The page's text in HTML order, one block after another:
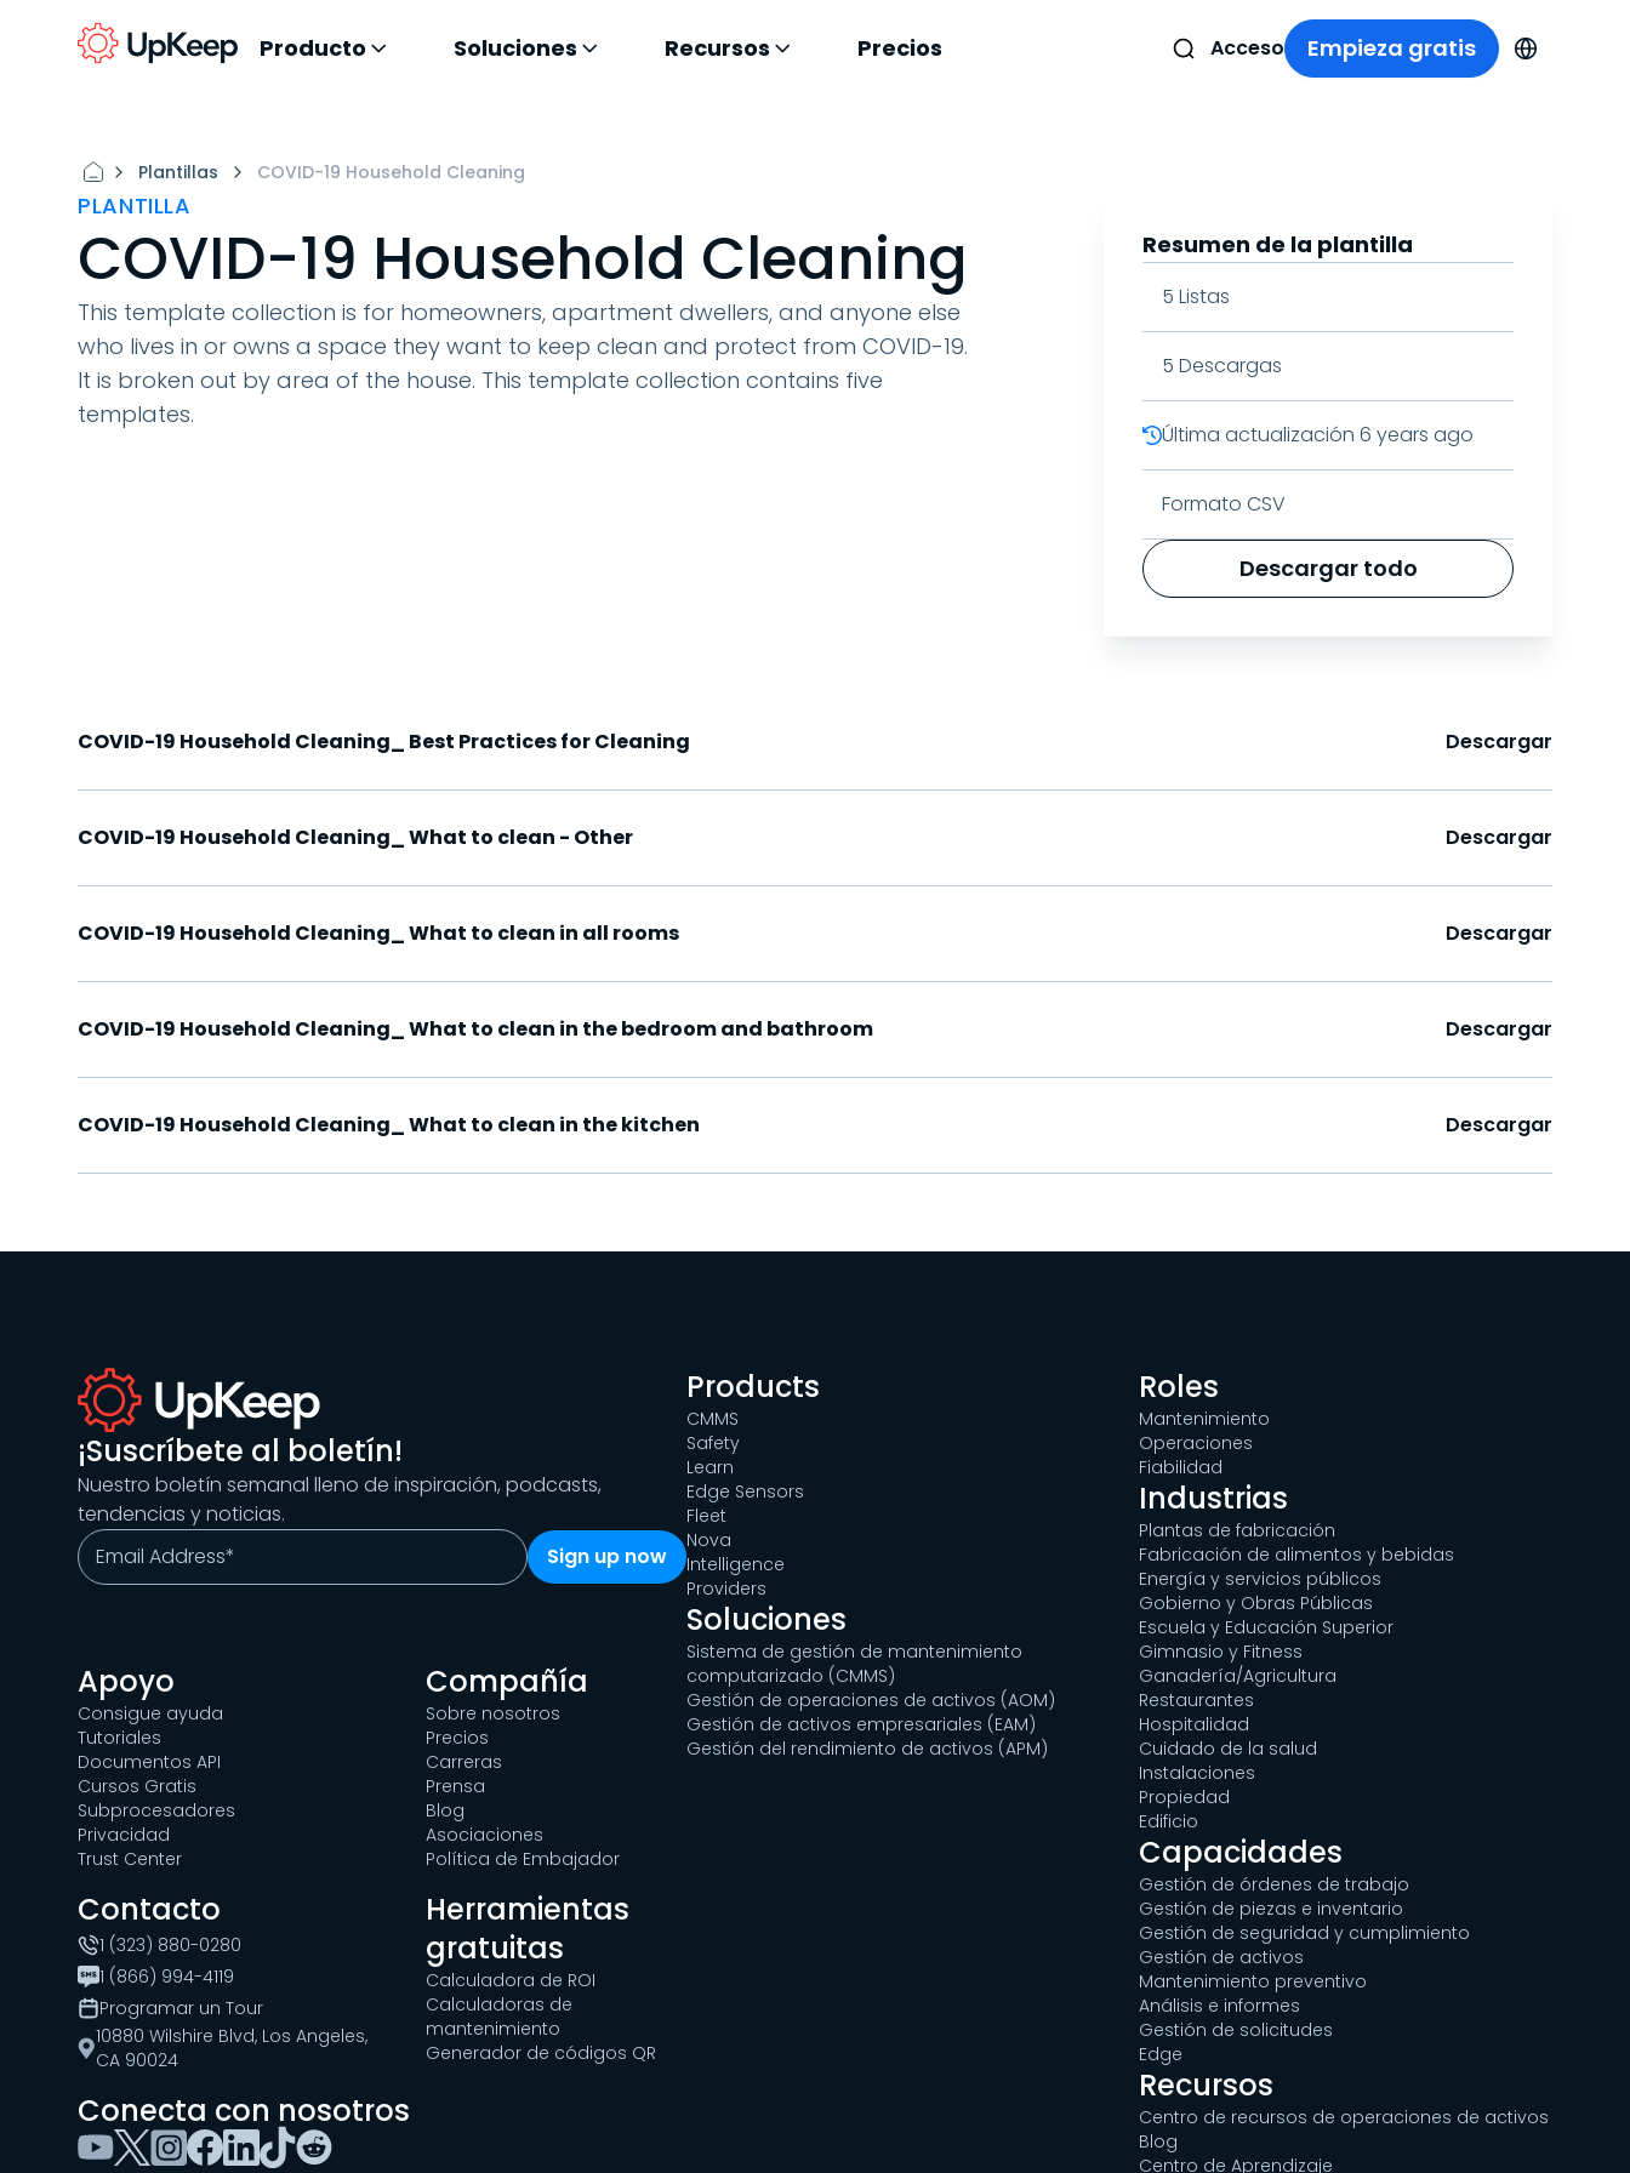
Producto Soluciones Recursos Precios Acceso Empieza gratis
Plantillas COVID-19 Household Cleaning
PLANTILLA
COVID-19 Household Cleaning
This template collection is for homeowners, apartment dwellers, and anyone else
who lives in or owns a space they want to keep clean and protect from COVID-19.
It is broken out by area of the house. This template collection contains five
templates.
Resumen de la plantilla
5 Listas
5 Descargas
Última actualización 6 years ago
Formato CSV
Descargar todo
COVID-19 Household Cleaning_ Best Practices for Cleaning Descargar
COVID-19 Household Cleaning_ What to clean - Other Descargar
COVID-19 Household Cleaning_ What to clean in all rooms Descargar
COVID-19 Household Cleaning_ What to clean in the bedroom and bathroom Descargar
COVID-19 Household Cleaning_ What to clean in the kitchen Descargar
¡Suscríbete al boletín!
Nuestro boletín semanal lleno de inspiración, podcasts,
tendencias y noticias.
Apoyo
Consigue ayuda
Tutoriales
Documentos API
Cursos Gratis
Subprocesadores
Privacidad
Trust Center
Compañía
Sobre nosotros
Precios
Carreras
Prensa
Blog
Asociaciones
Política de Embajador
Contacto
1 (323) 880-0280
1 (866) 994-4119
Programar un Tour
10880 Wilshire Blvd, Los Angeles,
CA 90024
Herramientas
gratuitas
Calculadora de ROI
Calculadoras de
mantenimiento
Generador de códigos QR
Conecta con nosotros
Products
CMMS
Safety
Learn
Edge Sensors
Fleet
Nova
Intelligence
Providers
Soluciones
Sistema de gestión de mantenimiento
computarizado (CMMS)
Gestión de operaciones de activos (AOM)
Gestión de activos empresariales (EAM)
Gestión del rendimiento de activos (APM)
Roles
Mantenimiento
Operaciones
Fiabilidad
Industrias
Plantas de fabricación
Fabricación de alimentos y bebidas
Energía y servicios públicos
Gobierno y Obras Públicas
Escuela y Educación Superior
Gimnasio y Fitness
Ganadería/Agricultura
Restaurantes
Hospitalidad
Cuidado de la salud
Instalaciones
Propiedad
Edificio
Capacidades
Gestión de órdenes de trabajo
Gestión de piezas e inventario
Gestión de seguridad y cumplimiento
Gestión de activos
Mantenimiento preventivo
Análisis e informes
Gestión de solicitudes
Edge
Recursos
Centro de recursos de operaciones de activos
Blog
Centro de Aprendizaje